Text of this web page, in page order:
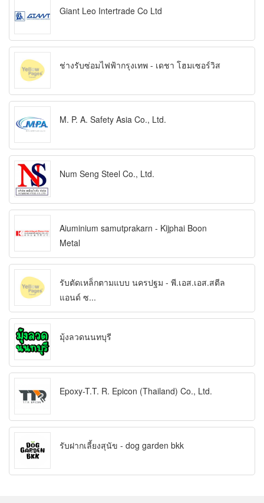
Giant Leo Intertrade Co Ltd
ช่างรับซ่อมไฟฟ้ากรุงเทพ - เดชา โฮมเซอร์วิส
M. P. A. Safety Asia Co., Ltd.
Num Seng Steel Co., Ltd.
Aiuminium samutprakarn - Kijphai Boon
Metal
รับตัดเหล็กตามแบบ นครปฐม - พี.เอส.เอส.สตีล
แอนด์ ซ...
มุ้งลวดนนทบุรี
Epoxy-T.T. R. Epicon (Thailand) Co., Ltd.
รับฝากเลี้ยงสุนัข - dog garden bkk